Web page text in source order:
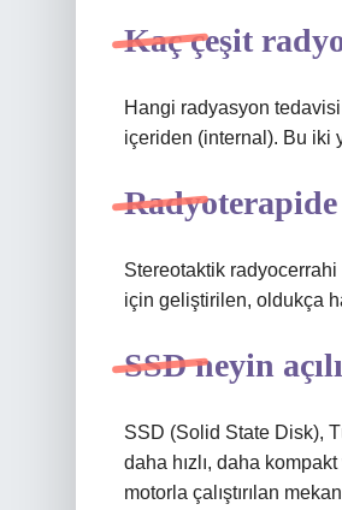
Kaç çeşit
Hangi radyasyon
içeriden (internal). Bu iki
Radyoterapide
Stereotaktik
için geliştirilen, oldukça
SSD neyin
SSD (Solid State Disk),
daha hızlı, daha
motorla çalıştırılan